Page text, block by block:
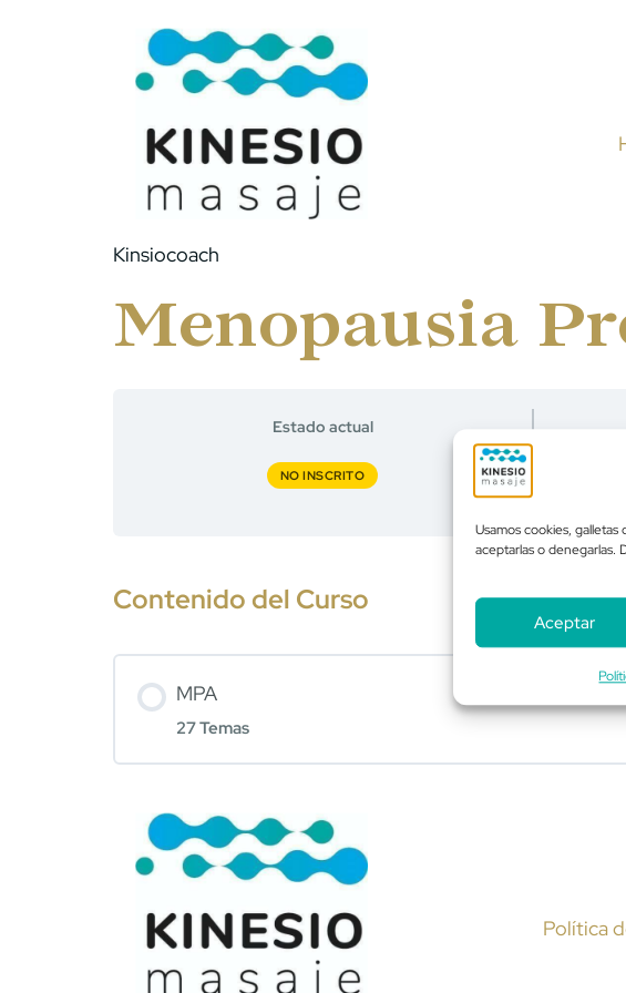
Usamos cookies,
aceptarlas o denegarlas.
Aceptar
Kinsiocoach
Menopausia
Estado actual
NO INSCRITO
Contenido del Curso
MPA
27 Temas
Política